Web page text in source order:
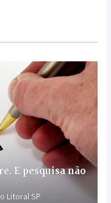
E pesquisa não
Litoral SP